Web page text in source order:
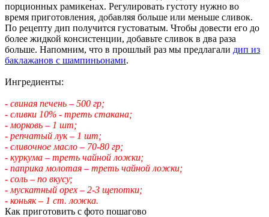
порционных рамикенах. Регулировать густоту нужно во
время приготовления, добавляя больше или меньше сливок.
По рецепту дип получится густоватым. Чтобы довести его до
более жидкой консистенции, добавьте сливок в два раза
больше. Напомним, что в прошлый раз мы предлагали дип из
баклажанов с шампиньонами.
Ингредиенты:
- свиная печень – 500 гр;
- сливки 10% - треть стакана;
- морковь – 1 шт;
- репчатый лук – 1 шт;
- сливочное масло – 70-80 гр;
- куркума – треть чайной ложки;
- паприка молотая – треть чайной ложки;
- соль – по вкусу;
- мускатный орех – 2-3 щепотки;
- коньяк – 1 ст. ложка.
Как приготовить с фото пошагово